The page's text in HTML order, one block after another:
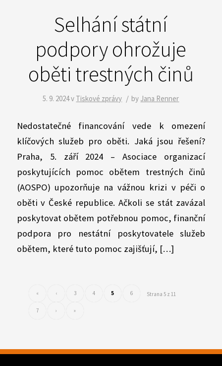
Selhání státní
podpory ohrožuje
oběti trestných činů
5. 9. 2024v Tiskové zprávy / by Jana Renner
Nedostatečné financování vede k omezení
klíčových služeb pro oběti. Jaká jsou řešení?
Praha, 5. září 2024 – Asociace organizací
poskytujících pomoc obětem trestných činů
(AOSPO) upozorňuje na vážnou krizi v péči o
oběti v České republice. Ačkoli se stát zavázal
poskytovat obětem potřebnou pomoc, finanční
podpora pro nestátní poskytovatele služeb
obětem, které tuto pomoc zajišťují, […]
Strana 5 z 11
« ‹ 3 4 5 6
7 › »